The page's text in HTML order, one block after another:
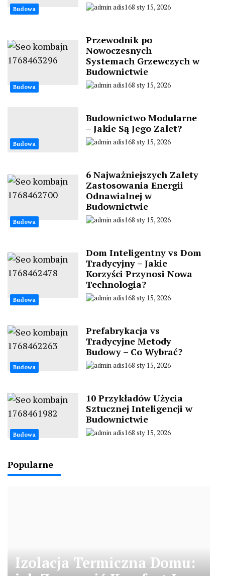
Budowa adis168 sty 15, 2026
Budowa
Przewodnik po
Nowoczesnych
Systemach Grzewczych w
Budownictwie
adis168 sty 15, 2026
Budowa
Budownictwo Modularne
– Jakie Są Jego Zalet?
adis168 sty 15, 2026
Budowa
6 Najważniejszych Zalety
Zastosowania Energii
Odnawialnej w
Budownictwie
adis168 sty 15, 2026
Budowa
Dom Inteligentny vs Dom
Tradycyjny – Jakie
Korzyści Przynosi Nowa
Technologia?
adis168 sty 15, 2026
Budowa
Prefabrykacja vs
Tradycyjne Metody
Budowy – Co Wybrać?
adis168 sty 15, 2026
Budowa
10 Przykładów Użycia
Sztucznej Inteligencji w
Budownictwie
adis168 sty 15, 2026
Popularne
Izolacja Termiczna Domu: